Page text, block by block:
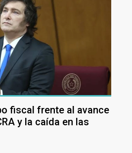
fiscal frente al avance
y la caída en las